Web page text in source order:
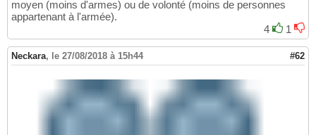
moyen (moins d'armes) ou de volonté (moins de personnes
appartenant à l'armée).
4
1
Neckara, le 27/08/2018 à 15h44 #62